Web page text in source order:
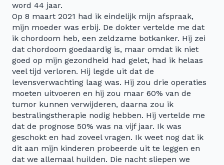
word 44 jaar.
Op 8 maart 2021 had ik eindelijk mijn afspraak,
mijn moeder was erbij. De dokter vertelde me dat
ik chordoom heb, een zeldzame botkanker. Hij zei
dat chordoom goedaardig is, maar omdat ik niet
goed op mijn gezondheid had gelet, had ik helaas
veel tijd verloren. Hij legde uit dat de
levensverwachting laag was. Hij zou drie operaties
moeten uitvoeren en hij zou maar 60% van de
tumor kunnen verwijderen, daarna zou ik
bestralingstherapie nodig hebben. Hij vertelde me
dat de prognose 50% was na vijf jaar. Ik was
geschokt en had zoveel vragen. Ik weet nog dat ik
dit aan mijn kinderen probeerde uit te leggen en
dat we allemaal huilden. Die nacht sliepen we